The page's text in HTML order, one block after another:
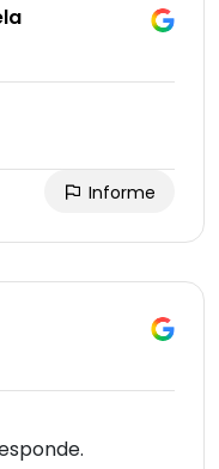
Informe